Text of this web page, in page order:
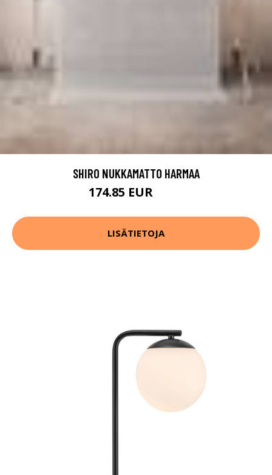
SHIRO NUKKAMATTO HARMAA
174.85 EUR
LISÄTIETOJA